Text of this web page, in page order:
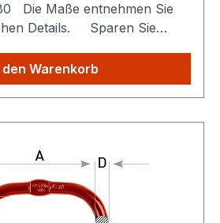
Sie
Details. Sparen Sie
Sie zahlen nur einmalig
den Warenkorb